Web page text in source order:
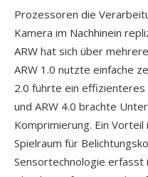
Prozessoren die
Kamera im Nachhinein
ARW hat sich über
ARW 1.0 nutzte einfache
2.0 führte ein
und ARW 4.0 brachte
Komprimierung. Ein
Spielraum für
Sensortechnologie erfasst